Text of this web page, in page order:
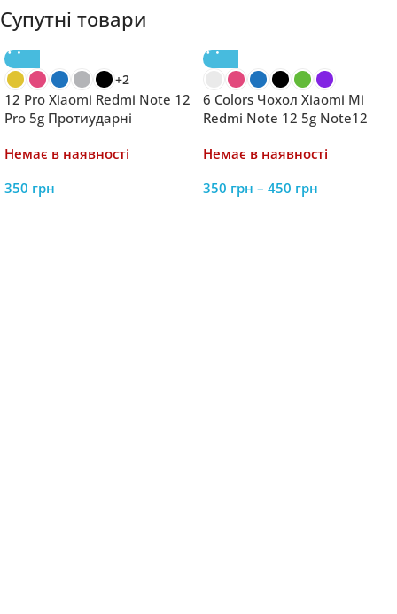
Супутні товари
+2
12 Pro Xiaomi Redmi Note 12
Pro 5g Протиударні
Камери Зарядка Тримач
Немає в наявності
350 грн
6 Colors Чохол Xiaomi Mi
Redmi Note 12 5g Note12
розкішне силіконове
Немає в наявності
350 грн – 450 грн